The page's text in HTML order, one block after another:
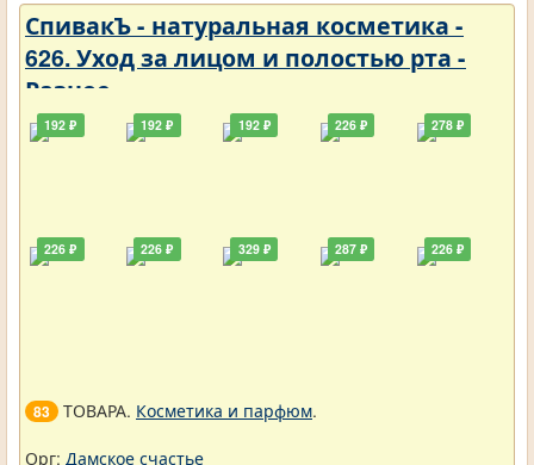
СпивакЪ - натуральная косметика -
626. Уход за лицом и полостью рта -
Разное
192 ₽
226 ₽
192 ₽
226 ₽
192 ₽
329 ₽
226 ₽
287 ₽
278 ₽
226 ₽
83 ТОВАРА. Косметика и парфюм.
Орг: Дамское счастье